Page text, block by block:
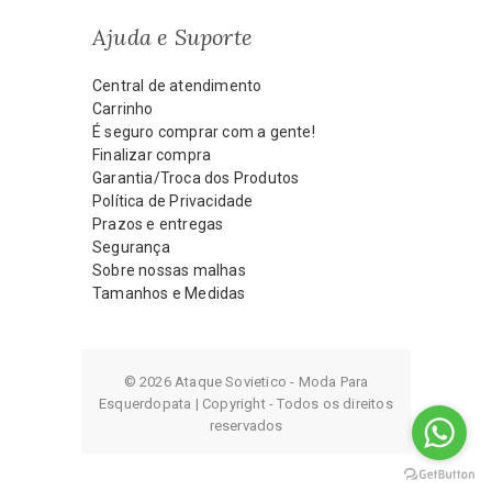
Ajuda e Suporte
Central de atendimento
Carrinho
É seguro comprar com a gente!
Finalizar compra
Garantia/Troca dos Produtos
Política de Privacidade
Prazos e entregas
Segurança
Sobre nossas malhas
Tamanhos e Medidas
© 2026 Ataque Sovietico - Moda Para
Esquerdopata | Copyright - Todos os direitos
reservados